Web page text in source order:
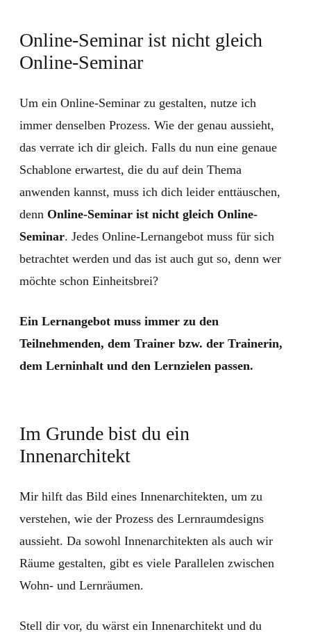
Online-Seminar ist nicht gleich
Online-Seminar
Um ein Online-Seminar zu gestalten, nutze ich
immer denselben Prozess. Wie der genau aussieht,
das verrate ich dir gleich. Falls du nun eine genaue
Schablone erwartest, die du auf dein Thema
anwenden kannst, muss ich dich leider enttäuschen,
denn Online-Seminar ist nicht gleich Online-
Seminar. Jedes Online-Lernangebot muss für sich
betrachtet werden und das ist auch gut so, denn wer
möchte schon Einheitsbrei?
Ein Lernangebot muss immer zu den
Teilnehmenden, dem Trainer bzw. der Trainerin,
dem Lerninhalt und den Lernzielen passen.
Im Grunde bist du ein
Innenarchitekt
Mir hilft das Bild eines Innenarchitekten, um zu
verstehen, wie der Prozess des Lernraumdesigns
aussieht. Da sowohl Innenarchitekten als auch wir
Räume gestalten, gibt es viele Parallelen zwischen
Wohn- und Lernräumen.
Stell dir vor, du wärst ein Innenarchitekt und du